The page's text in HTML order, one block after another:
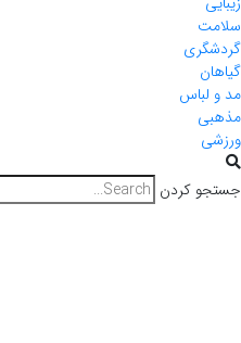
سلامت
گردشگری
گیاهان
مد و لباس
مذهبی
ورزشی
جستجو کردن